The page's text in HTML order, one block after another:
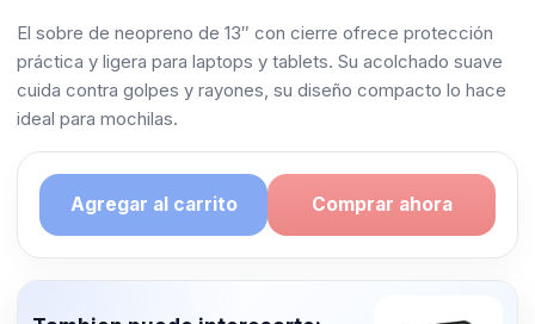
El sobre de neopreno de 13″ con cierre ofrece protección
práctica y ligera para laptops y tablets. Su acolchado suave
cuida contra golpes y rayones, su diseño compacto lo hace
ideal para mochilas.
Agregar al carrito Comprar ahora